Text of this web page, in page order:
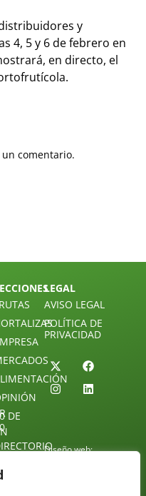
y
4, 5 y 6 de febrero en
en directo, el
comentario.
DE
LEGAL
AVISO LEGAL
POLÍTICA DE
PRIVACIDAD
Diseño web: